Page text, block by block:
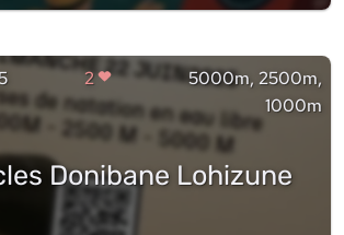
2
5000m, 2500m,
1000m
Donibane Lohizune